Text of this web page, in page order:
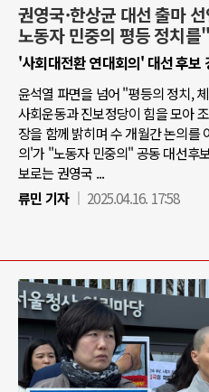
권영국·한상균 대선 출마
노동자 민중의 평등 정치를"
'사회대전환 연대회의' 대선 후보
윤석열 파면을 넘어 "평등의 정치,
사회운동과 진보정당이 힘을 모아
장을 함께 밝히며 수 개월간 논의를
의'가 "노동자 민중의" 공동 대선후
보로는 권영국 ...
류민 기자
2025.04.16. 17:58